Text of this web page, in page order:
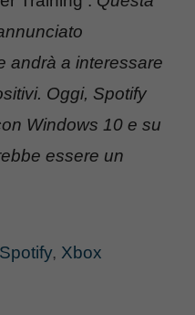
andrà a interessare
Oggi, Spotify
Windows 10 e su
essere un
Spotify, Xbox